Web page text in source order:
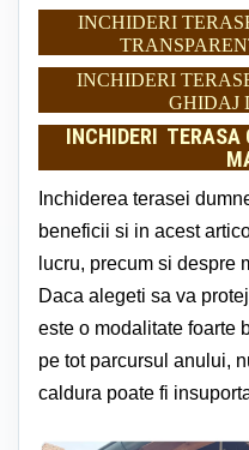
INCHIDERI
INCHIDERI
GHIDAJ
INCHIDERI TERASA
Inchiderea terasei
beneficii si in acest
lucru, precum si despre
Daca alegeti sa va
este o modalitate foarte
pe tot parcursul anului,
caldura poate fi